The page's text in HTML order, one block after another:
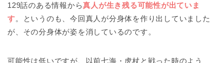
129話のある情報から真人が生き残る可能性が出ていま
す。というのも、今回真人が分身体を作り出していました
が、その分身体が姿を消しているのです。
可能性は低いですが、以前七海・虎杖と戦った時のよう